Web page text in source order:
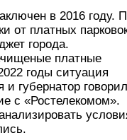
в 2016 году.
от платных
города.
платные
годы ситуация
и губернатор
с «Ростелекомом».